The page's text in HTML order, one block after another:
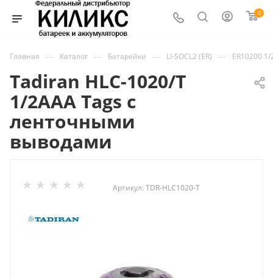
0
Главная — Каталог — Батарейки — LI-SOCL2 (ER) — ER10200 1/
Tadiran HLC-1020/T
1/2AAA Tags с
ленточными
выводами
Артикул: TDR-HLC1020-T